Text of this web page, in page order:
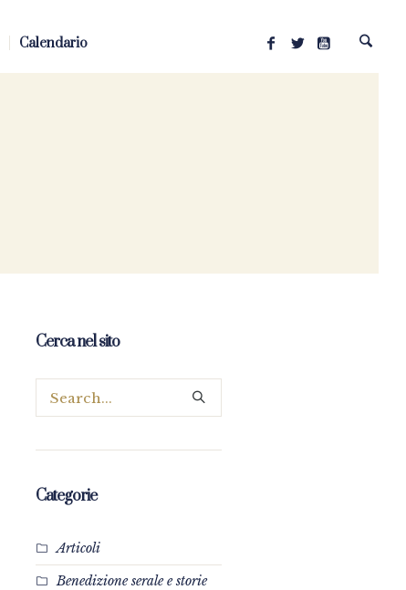
Calendario
Cerca nel sito
Categorie
Articoli
Benedizione serale e storie